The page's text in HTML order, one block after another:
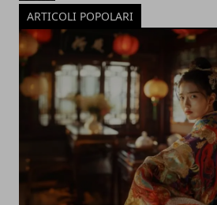
ARTICOLI POPOLARI